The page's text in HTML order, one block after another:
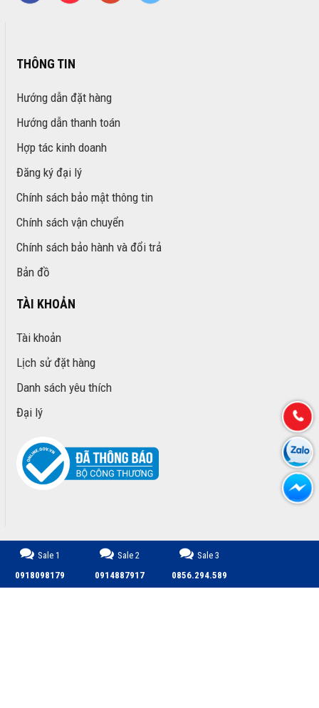
THÔNG TIN
Hướng dẫn đặt hàng
Hướng dẫn thanh toán
Hợp tác kinh doanh
Đăng ký đại lý
Chính sách bảo mật thông tin
Chính sách vận chuyển
Chính sách bảo hành và đổi trả
Bản đồ
TÀI KHOẢN
Tài khoản
Lịch sử đặt hàng
Danh sách yêu thích
Đại lý
Sale 1
0918098179
Sale 2
0914887917
Sale 3
0856.294.589